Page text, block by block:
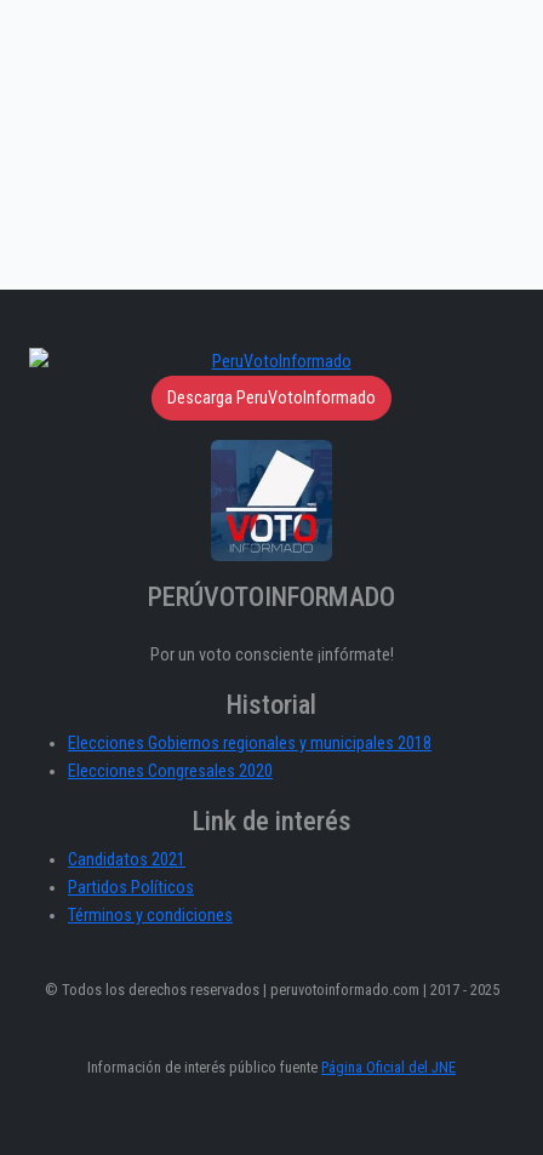
Descarga PeruVotoInformado
PERÚVOTOINFORMADO
Por un voto consciente ¡infórmate!
Historial
Elecciones Gobiernos regionales y municipales 2018
Elecciones Congresales 2020
Link de interés
Candidatos 2021
Partidos Políticos
Términos y condiciones
© Todos los derechos reservados | peruvotoinformado.com | 2017 - 2025
Información de interés público fuente Página Oficial del JNE